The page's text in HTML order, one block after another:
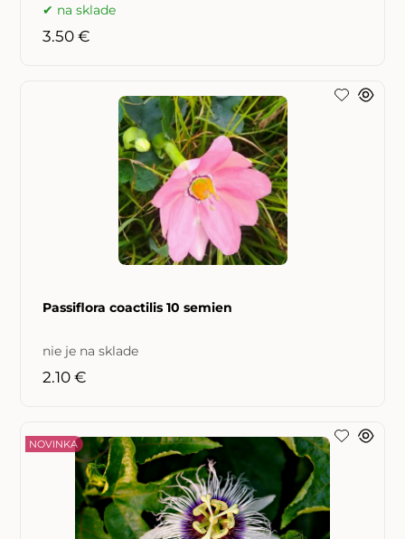
na sklade
3.50 €
Passiflora coactilis 10 semien
nie je na sklade
2.10 €
NOVINKA